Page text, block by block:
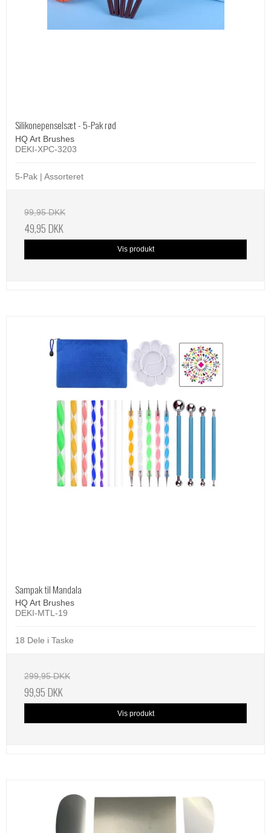
Silikonepenselsæt - 5-Pak rød
HQ Art Brushes
DEKI-XPC-3203
5-Pak | Assorteret
99,95 DKK
49,95 DKK
Vis produkt
Sampak til Mandala
HQ Art Brushes
DEKI-MTL-19
18 Dele i Taske
299,95 DKK
99,95 DKK
Vis produkt